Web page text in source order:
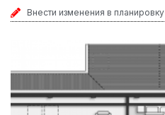
Внести изменения в планировку